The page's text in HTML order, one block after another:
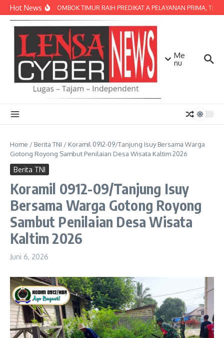
Lewati ke konten
Hot NewsPOLRES LOMBOK TIMUR RAIH PREDIKAT A PELAYANAN PRIMA,
Me
nu
Home / Berita TNI / Koramil 0912-09/Tanjung Isuy Bersama Warga
Gotong Royong Sambut Penilaian Desa Wisata Kaltim 2026
Berita TNI
Koramil 0912-09/Tanjung Isuy
Bersama Warga Gotong Royong
Sambut Penilaian Desa Wisata
Kaltim 2026
Juni 6, 2026